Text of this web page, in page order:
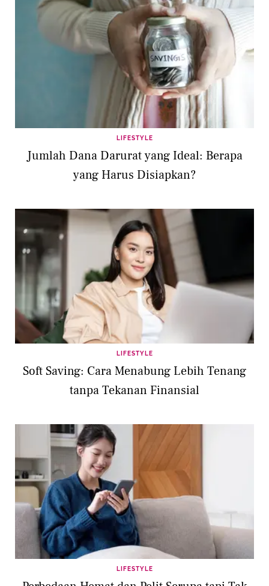
LIFESTYLE
Jumlah Dana Darurat yang Ideal: Berapa
yang Harus Disiapkan?
LIFESTYLE
Soft Saving: Cara Menabung Lebih Tenang
tanpa Tekanan Finansial
LIFESTYLE